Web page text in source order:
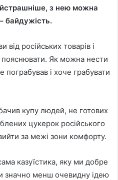
з нею можна
байдужість.
російських товарів і
Як можна нести
і хоче грабувати
купу людей, не готових
цукерок російського
за межі зони комфорту.
казуїстика, яку ми добре
значно менш очевидну ідею